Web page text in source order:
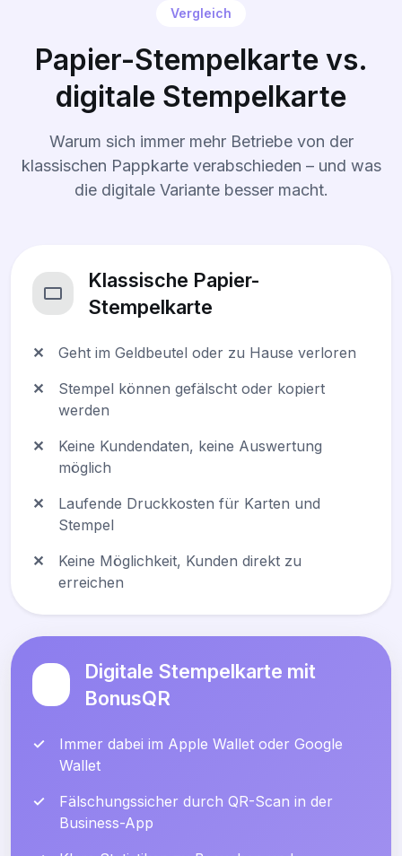
Vergleich
Papier-Stempelkarte vs.
digitale Stempelkarte
Warum sich immer mehr Betriebe von der
klassischen Pappkarte verabschieden – und was
die digitale Variante besser macht.
Klassische Papier-
Stempelkarte
✕
Geht im Geldbeutel oder zu Hause verloren
✕
Stempel können gefälscht oder kopiert
werden
✕
Keine Kundendaten, keine Auswertung
möglich
✕
Laufende Druckkosten für Karten und
Stempel
✕
Keine Möglichkeit, Kunden direkt zu
erreichen
Digitale Stempelkarte mit
BonusQR
✓
Immer dabei im Apple Wallet oder Google
Wallet
✓
Fälschungssicher durch QR-Scan in der
Business-App